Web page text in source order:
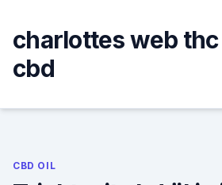
content
charlottes web
cbd
CBD OIL